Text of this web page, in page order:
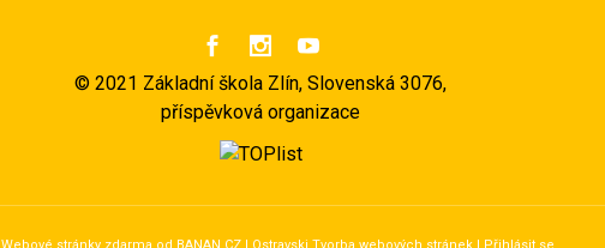
  
© 2021 Základní škola Zlín, Slovenská 3076,
příspěvková organizace